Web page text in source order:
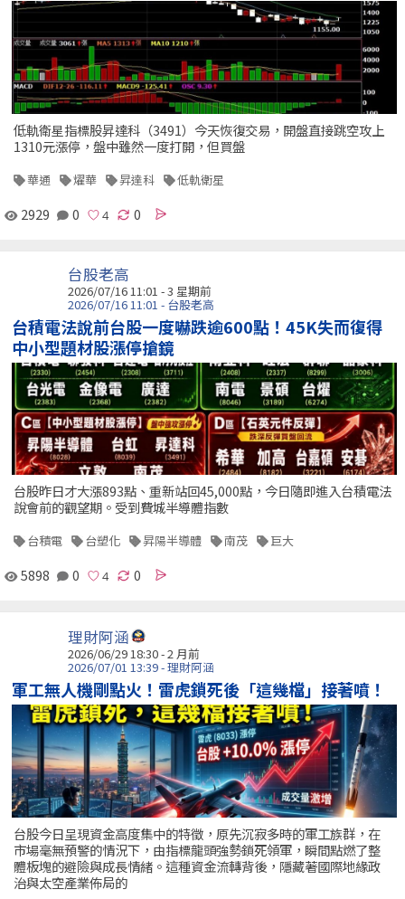
低軌衛星指標股昇達科（3491）今天恢復交易，開盤直接跳空攻上
1310元漲停，盤中雖然一度打開，但買盤
華通 燿華 昇達科 低軌衛星
2929 0 0
台股老高
2026/07/16 11:01 - 3 星期前
2026/07/16 11:01 - 台股老高
台積電法說前台股一度嚇跌逾600點！45K失而復得
中小型題材股漲停搶鏡
台股昨日才大漲893點、重新站回45,000點，今日隨即進入台積電法
說會前的觀望期。受到費城半導體指數
台積電 台塑化 昇陽半導體 南茂 巨大
5898 0 0
理財阿涵
2026/06/29 18:30 - 2 月前
2026/07/01 13:39 - 理財阿涵
軍工無人機剛點火！雷虎鎖死後「這幾檔」接著噴！
台股今日呈現資金高度集中的特徵，原先沉寂多時的軍工族群，在
市場毫無預警的情況下，由指標龍頭強勢鎖死領軍，瞬間點燃了整
體板塊的避險與成長情緒。這種資金流轉背後，隱藏著國際地緣政
治與太空產業佈局的